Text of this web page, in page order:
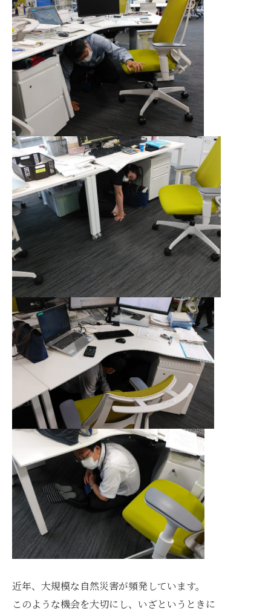
近年、大規模な自然災害が頻発しています。
このような機会を大切にし、いざというときに